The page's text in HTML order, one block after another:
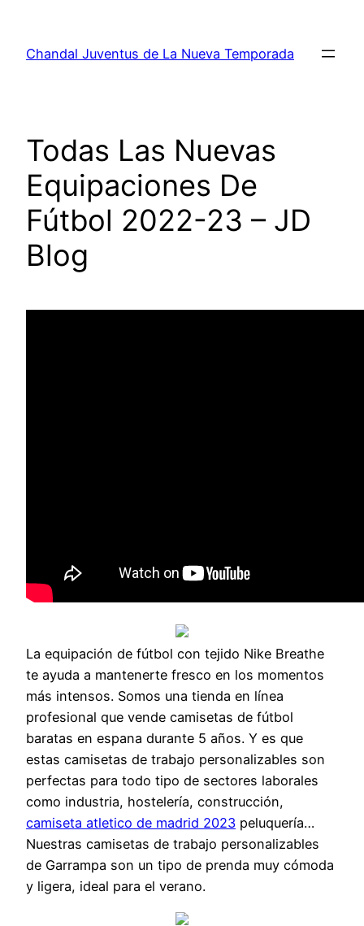
contenido
Chandal Juventus de La Nueva Temporada
Todas Las Nuevas
Equipaciones De
Fútbol 2022-23 – JD
Blog
La equipación de fútbol con tejido Nike Breathe
te ayuda a mantenerte fresco en los momentos
más intensos. Somos una tienda en línea
profesional que vende camisetas de fútbol
baratas en espana durante 5 años. Y es que
estas camisetas de trabajo personalizables son
perfectas para todo tipo de sectores laborales
como industria, hostelería, construcción,
camiseta atletico de madrid 2023 peluquería…
Nuestras camisetas de trabajo personalizables
de Garrampa son un tipo de prenda muy cómoda
y ligera, ideal para el verano.